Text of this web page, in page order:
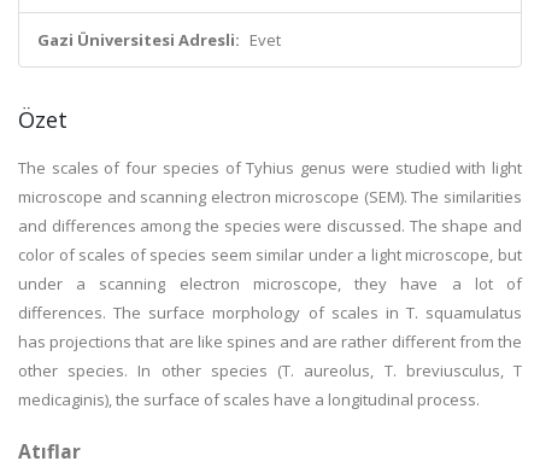
Gazi Üniversitesi Adresli: Evet
Özet
The scales of four species of Tyhius genus were studied with light
microscope and scanning electron microscope (SEM). The similarities
and differences among the species were discussed. The shape and
color of scales of species seem similar under a light microscope, but
under a scanning electron microscope, they have a lot of
differences. The surface morphology of scales in T. squamulatus
has projections that are like spines and are rather different from the
other species. In other species (T. aureolus, T. breviusculus, T
medicaginis), the surface of scales have a longitudinal process.
Atıflar